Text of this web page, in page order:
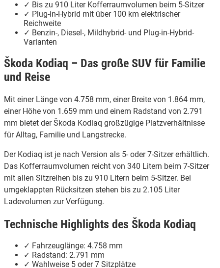
✓ Bis zu 910 Liter Kofferraumvolumen beim 5-Sitzer
✓ Plug-in-Hybrid mit über 100 km elektrischer
Reichweite
✓ Benzin-, Diesel-, Mildhybrid- und Plug-in-Hybrid-
Varianten
Škoda Kodiaq – Das große SUV für Familie
und Reise
Mit einer Länge von 4.758 mm, einer Breite von 1.864 mm,
einer Höhe von 1.659 mm und einem Radstand von 2.791
mm bietet der Škoda Kodiaq großzügige Platzverhältnisse
für Alltag, Familie und Langstrecke.
Der Kodiaq ist je nach Version als 5- oder 7-Sitzer erhältlich.
Das Kofferraumvolumen reicht von 340 Litern beim 7-Sitzer
mit allen Sitzreihen bis zu 910 Litern beim 5-Sitzer. Bei
umgeklappten Rücksitzen stehen bis zu 2.105 Liter
Ladevolumen zur Verfügung.
Technische Highlights des Škoda Kodiaq
✓ Fahrzeuglänge: 4.758 mm
✓ Radstand: 2.791 mm
✓ Wahlweise 5 oder 7 Sitzplätze